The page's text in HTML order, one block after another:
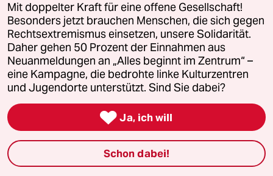
3 Drohnenvorfall am Leipziger Flughafen
Das Zeitalter der elektronischen
Kriegsführung
4
„Wir müssen in der Lage sein, besser zu
argumentieren“
Mit doppelter Kraft für eine offene Gesellschaft!
Besonders jetzt brauchen Menschen, die sich gegen
Rechtsextremismus einsetzen, unsere Solidarität.
Daher gehen 50 Prozent der Einnahmen aus
Neuanmeldungen an „Alles beginnt im Zentrum“ –
eine Kampagne, die bedrohte linke Kulturzentren
und Jugendorte unterstützt. Sind Sie dabei?
 Ja, ich will
Schon dabei!